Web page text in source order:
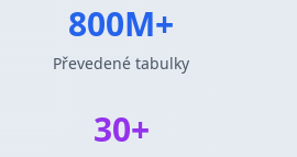
800M+
Převedené tabulky
30+